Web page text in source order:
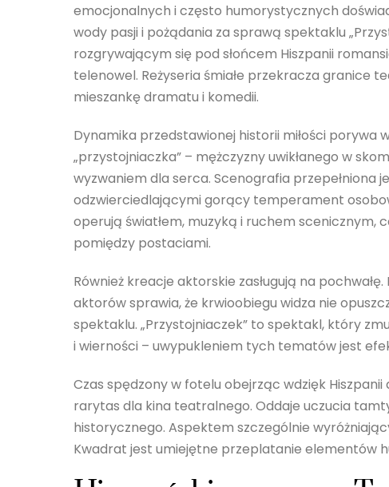
emocjonalnych i często humorystycznych
wody pasji i pożądania za sprawą spektaklu
rozgrywającym się pod słońcem Hiszpanii
telenowel. Reżyseria śmiałe przekracza granice
mieszankę dramatu i komedii.
Dynamika przedstawionej historii miłości porywa
„przystojniaczka” – mężczyzny uwikłanego w
wyzwaniem dla serca. Scenografia
odzwierciedlającymi gorący temperament
operują światłem, muzyką i ruchem
pomiędzy postaciami.
Również kreacje aktorskie zasługują na
aktorów sprawia, że krwioobiegu widza nie
spektaklu. „Przystojniaczek” to spektakl, który
i wierności – uwypukleniem tych tematów jest
Czas spędzony w fotelu obejrząc wdzięk
rarytas dla kina teatralnego. Oddaje uczucia
historycznego. Aspektem szczególnie
Kwadrat jest umiejętne przeplatanie elementów